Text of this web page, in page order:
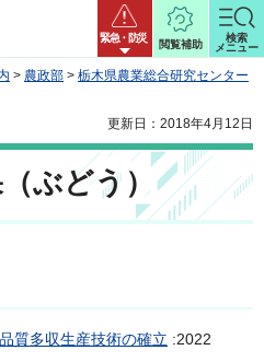
緊急・防災
閲覧補助
検索
メニュー
> 農政部 > 栃木県農業総合研究センター
更新日：2018年4月12日
ぶどう）
質多収生産技術の確立 :2022